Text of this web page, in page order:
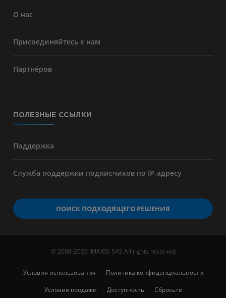
О нас
Присоединяйтесь к нам
Партнёров
ПОЛЕЗНЫЕ ССЫЛКИ
Поддержка
Служба поддержки подписчиков по IP-адресу
ПОИСК ПОДХОДЯЩЕГО РЕШЕНИЯ
© 2008-2026 IMAIOS SAS All rights reserved
Условия использования
Политика конфиденциальности
Условия продажи
Доступность Сбросьте